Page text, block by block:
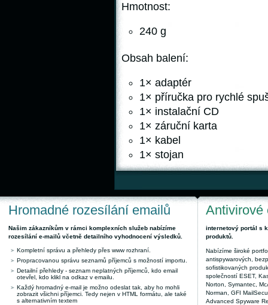
Hmotnost:
240 g
Obsah balení:
1× adaptér
1× příručka pro rychlé
1× instalační CD
1× záruční karta
1× kabel
1× stojan
Hromadné rozesílání emailů
Našim zákazníkům v rámci komplexních služeb nabízíme
rozesílání e-mailů včetně detailního vyhodnocení výsledků.
Kompletní správu a přehledy přes www rozhraní.
Propracovanou správu seznamů příjemců s možností importu.
Detailní přehledy - seznam neplatných příjemců, kdo email
otevřel, kdo klikl na odkaz v emailu.
Každý hromadný e-mail je možno odeslat tak, aby ho mohli
zobrazit všichni příjemci. Tedy nejen v HTML formátu, ale také
s alternativním textem
Antivirové
internetový portál s
produktů.
Nabízíme široké
antispywarových,
sofistikovaných
společností ESET,
Norton, Symantec,
Norman, GFI
Advanced Spyware